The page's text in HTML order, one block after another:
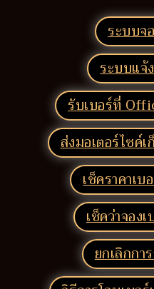
ระบบจ
ระบบแจ้
รับเบอร์ที่
ส่งมอเตอร์ไซค์
เช็คราคาเบ
เช็คว่าจอง
ยกเลิกกา